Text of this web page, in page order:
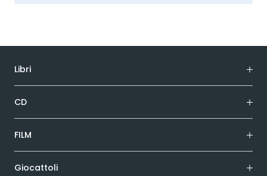
Libri
CD
FILM
Giocattoli